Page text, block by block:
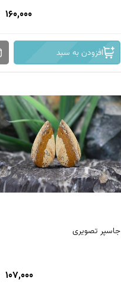
160,000
افزودن به سبد
جاسپر تصویری
107,000